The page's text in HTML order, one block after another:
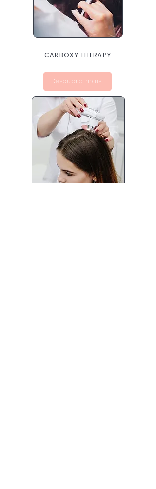
CARBOXY THERAPY
Descubra mais